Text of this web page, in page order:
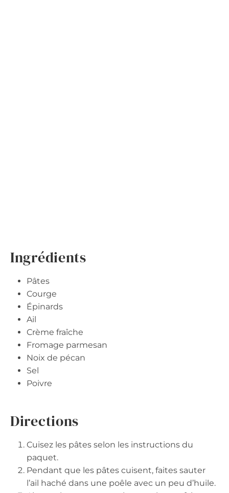
Ingrédients
Pâtes
Courge
Épinards
Ail
Crème fraîche
Fromage parmesan
Noix de pécan
Sel
Poivre
Directions
Cuisez les pâtes selon les instructions du
paquet.
Pendant que les pâtes cuisent, faites sauter
l’ail haché dans une poêle avec un peu d’huile.